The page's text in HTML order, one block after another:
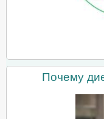
Почему